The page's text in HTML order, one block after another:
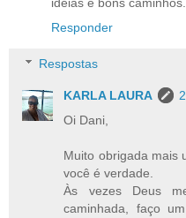
Responder
Respostas
KARLA LAURA
Oi Dani,
Muito obrigada mais
você é verdade.
Às vezes Deus
caminhada, faço